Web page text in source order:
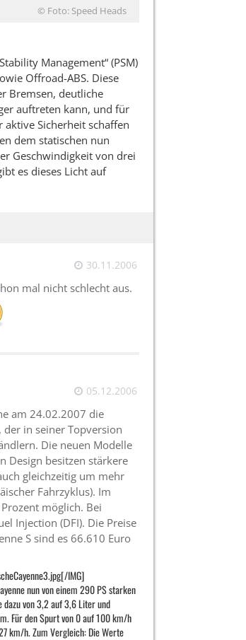
© Foto: Speed Heads
Management“ (PSM)
Offroad-ABS. Diese
Bremsen, deutliche
auftreten kann, und für
Sicherheit schaffen
dem statischen nun
Geschwindigkeit von drei
es dieses Licht auf
30.11.2006
mal nicht schlecht aus.
05.12.2006
am 24.02.2007 die
in seiner Topversion
Die neuen Modelle
Design besitzen stärkere
gleichzeitig um mehr
Fahrzyklus). Im
möglich. Bei
Injection (DFI). Die Preise
S sind es 66.610 Euro
IMG]
nun von einem 290 PS starken
von 3,2 auf 3,6 Liter und
Für den Spurt von 0 auf 100 km/h
km/h. Zum Vergleich: Die Werte